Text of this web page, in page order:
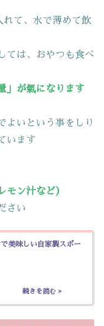
て、水で薄めて飲
ては、おやつも食べ
」が氣になります
よいという事をしり
います
モン汁など）
さい
美味しい自家製スポー